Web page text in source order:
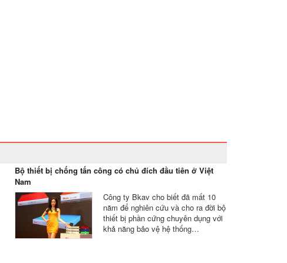
Bộ thiết bị chống tấn công có chủ đích đầu tiên ở Việt
Nam
Công ty Bkav cho biết đã mất 10
năm để nghiên cứu và cho ra đời bộ
thiết bị phần cứng chuyên dụng với
khả năng bảo vệ hệ thống…